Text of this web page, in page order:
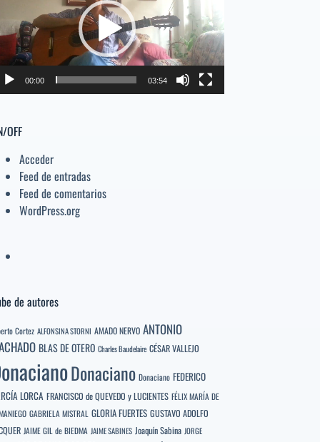
volumen.
00:00 03:54
OFF
Acceder
Feed de entradas
Feed de comentarios
WordPress.org
de autores
Cortez ALFONSINA STORNI AMADO NERVO ANTONIO
BLAS DE OTERO Charles Baudelaire CÉSAR VALLEJO
Donaciano Donaciano FEDERICO
LORCA FRANCISCO de QUEVEDO y LUCIENTES FÉLIX MARÍA DE
GABRIELA MISTRAL GLORIA FUERTES GUSTAVO ADOLFO
JAIME GIL de BIEDMA JAIME SABINES Joaquín Sabina JORGE